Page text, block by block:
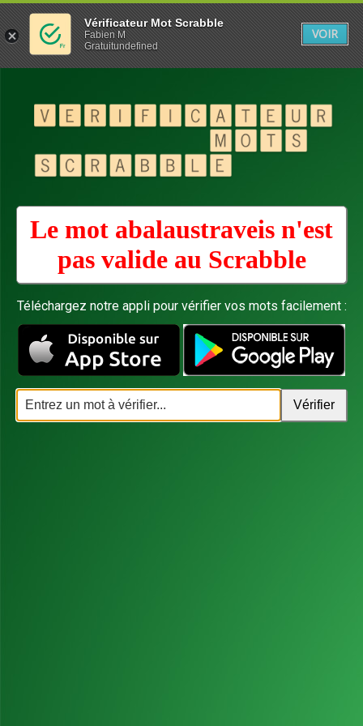
Le mot abalaustraveis n'est
pas valide au Scrabble
Téléchargez notre appli pour vérifier vos mots facilement :
Vérificateur Mot Scrabble
Fabien M
Gratuitundefined
VOIR